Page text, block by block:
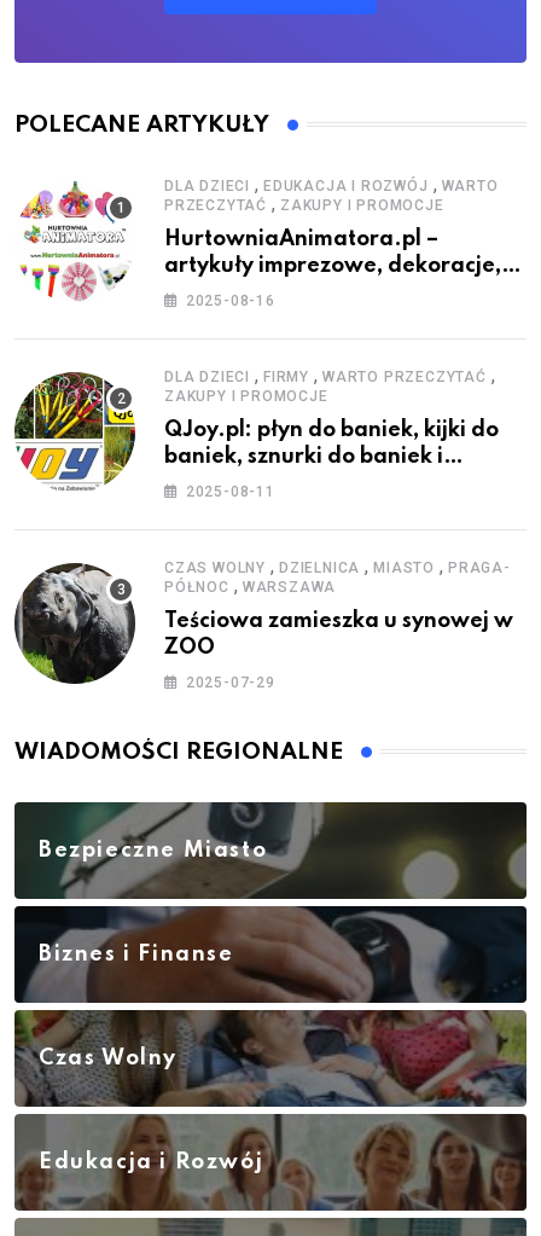
POLECANE ARTYKUŁY
DLA DZIECI , EDUKACJA I ROZWÓJ , WARTO
PRZECZYTAĆ , ZAKUPY I PROMOCJE
HurtowniaAnimatora.pl –
artykuły imprezowe, dekoracje,
stroje i akcesoria dla animatorów
2025-08-16
DLA DZIECI , FIRMY , WARTO PRZECZYTAĆ ,
ZAKUPY I PROMOCJE
QJoy.pl: płyn do baniek, kijki do
baniek, sznurki do baniek i
zestawy do baniek
2025-08-11
CZAS WOLNY , DZIELNICA ,MIASTO ,PRAGA-
PÓŁNOC , WARSZAWA
Teściowa zamieszka u synowej w
ZOO
2025-07-29
WIADOMOŚCI REGIONALNE
Bezpieczne Miasto
Biznes i Finanse
Czas Wolny
Edukacja i Rozwój